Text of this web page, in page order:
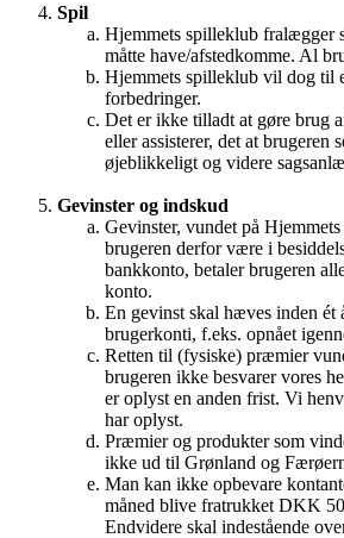
Spil
Hjemmets spilleklub fralægger
måtte have/afstedkomme. Al
Hjemmets spilleklub vil dog til
forbedringer.
Det er ikke tilladt at gøre brug
eller assisterer, det at
øjeblikkeligt og videre
Gevinster og indskud
Gevinster, vundet på
brugeren derfor være i
bankkonto, betaler brugeren
konto.
En gevinst skal hæves inden ét
brugerkonti, f.eks. opnået
Retten til (fysiske) præmier
brugeren ikke besvarer vores
er oplyst en anden frist. Vi
har oplyst.
Præmier og produkter som
ikke ud til Grønland og
Man kan ikke opbevare
måned blive fratrukket DKK
Endvidere skal indestående